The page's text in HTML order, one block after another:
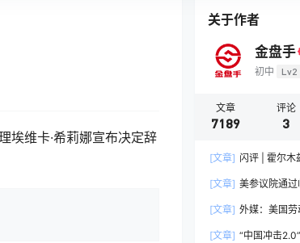
埃维卡·希莉娜宣布决定辞
关于作者
金盘手
初中 Lv2
文章
7189
评论
3
[文章] 闪评 | 霍尔木
[文章] 美参议院通
[文章] 外媒：美国
[文章] “中国冲击